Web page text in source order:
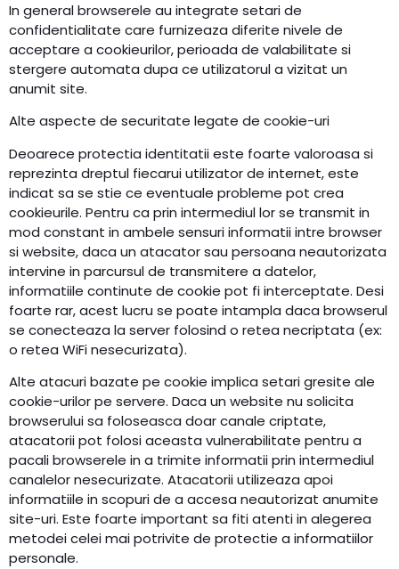
In general browserele au integrate setari de
confidentialitate care furnizeaza diferite nivele de
acceptare a cookieurilor, perioada de valabilitate si
stergere automata dupa ce utilizatorul a vizitat un
anumit site.
Alte aspecte de securitate legate de cookie-uri
Deoarece protectia identitatii este foarte valoroasa si
reprezinta dreptul fiecarui utilizator de internet, este
indicat sa se stie ce eventuale probleme pot crea
cookieurile. Pentru ca prin intermediul lor se transmit in
mod constant in ambele sensuri informatii intre browser
si website, daca un atacator sau persoana neautorizata
intervine in parcursul de transmitere a datelor,
informatiile continute de cookie pot fi interceptate. Desi
foarte rar, acest lucru se poate intampla daca browserul
se conecteaza la server folosind o retea necriptata (ex:
o retea WiFi nesecurizata).
Alte atacuri bazate pe cookie implica setari gresite ale
cookie-urilor pe servere. Daca un website nu solicita
browserului sa foloseasca doar canale criptate,
atacatorii pot folosi aceasta vulnerabilitate pentru a
pacali browserele in a trimite informatii prin intermediul
canalelor nesecurizate. Atacatorii utilizeaza apoi
informatiile in scopuri de a accesa neautorizat anumite
site-uri. Este foarte important sa fiti atenti in alegerea
metodei celei mai potrivite de protectie a informatiilor
personale.